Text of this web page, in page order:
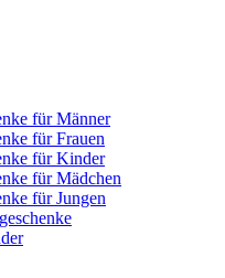
für Männer
für Frauen
für Kinder
für Mädchen
für Jungen